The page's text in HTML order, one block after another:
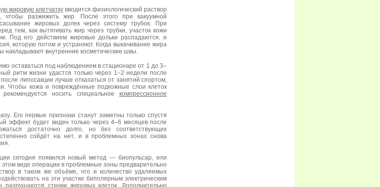
жировую клетчаткувводится физиологический раствор
чтобы разжижить жир. После этого при вакуумной
жировых долек через систему трубок. При
тем, как вытягивать жир через трубки, участок кожи
Под его действием жировые дольки распадаются, и
которую потом и устраняют. Когда выкачивание жира
накладывают внутренние косметические швы.
оставаться под наблюдением в стационаре от 1 до 3–
ритм жизни удастся только через 1–2 недели после
липосакции лучше отказаться от занятий спортом,
Чтобы кожа и повреждённые подкожные слои клеток
рекомендуется носить специальное компрессионное
Его первые признаки станут заметны только спустя
эффект будет виден только через 4–6 месяцев после
достаточно долго, но без соответствующих
сойдёт на нет, и в проблемных зонах снова
сегодня появился новый метод — биопульсар, или
этом виде операции в проблемные зоны предварительно
в таком же объёме, что и количество удаляемых
на эти участки биполярным электрическим
стенки жировых клеток. Дополнительно